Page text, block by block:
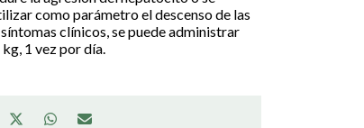
como parámetro el descenso de las
clínicos, se puede administrar
1 vez por día.